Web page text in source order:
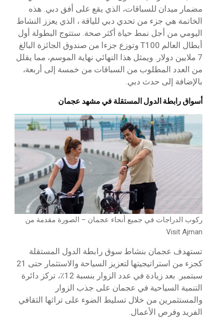
مضمار ميدان للسباقات، الذي يقع على أفق دبي. هذه
الخاتمة هي جزء من تحدي دبي للياقة ، الذي يعزز النشاط
اليومي من أجل نمط حياة أكثر صحة. ستتوج البطولة أول
أبطال العالم T100 وتوزع جزءا من صندوق الجائزة البالغ
7 ملايين دولار. ويمثل هذا النهائي نهاية الموسم، مما يقلل
من العدد المطلوب من السباقات من خمسة إلى أربعة،
بالإضافة إلى حدث دبي.
أسواق رابطة الدول المستقلة في مشهد عجمان
ركوب الدراجات في جميع أنحاء عجمان – الصورة مقدمة من
Visit Ajman
تستهدف عجمان بنشاط سوق رابطة الدول المستقلة
كجزء من استراتيجيتها لتعزيز السياحة والاستثمار حتى 21
سبتمبر. بعد زيادة في عدد الزوار بنسبة 12٪، تركز دائرة
التنمية السياحية في عجمان على جذب الزوار
والمستثمرين من خلال تسليط الضوء على تراثها الثقافي
الفريد وفرص الأعمال.